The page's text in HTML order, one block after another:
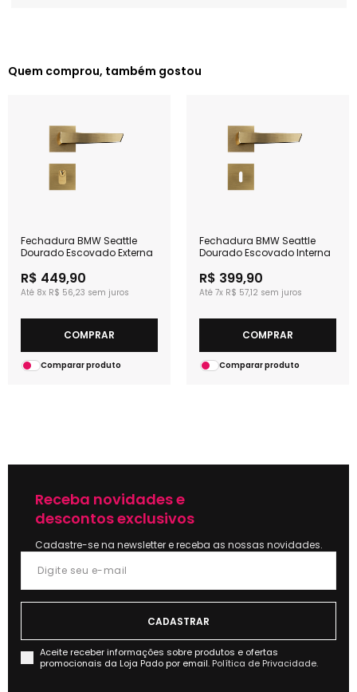
Quem comprou, também gostou
Fechadura BMW Seattle
Dourado Escovado Externa
R$ 449,90
8x R$ 56,23
COMPRAR
Comparar produto
Fechadura BMW Seattle
Dourado Escovado Interna
R$ 399,90
7x R$ 57,12
COMPRAR
Comparar produto
Receba novidades e
descontos exclusivos
Cadastre-se na newsletter e receba as nossas novidades.
Aceite receber informações sobre produtos e ofertas
promocionais da Loja Pado por email. Política de Privacidade.